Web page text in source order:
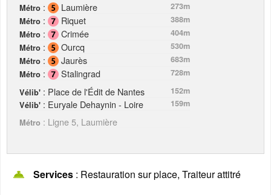
Métro : Laumière
273m
Métro : Riquet
388m
Métro : Crimée
404m
Métro : Ourcq
530m
Métro : Jaurès
683m
Métro : Stalingrad
728m
Vélib' : Place de l'Édit de Nantes
152m
Vélib' : Euryale Dehaynin - Loire
159m
Métro : Ligne 5, Laumière
Services : Restauration sur place, Traiteur attitré